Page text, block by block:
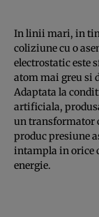
In linii mari, in
coliziune cu o
electrostatic este
atom mai greu si
Adaptata la
artificiala,
un transformator
produc presiune
intampla in orice
energie.